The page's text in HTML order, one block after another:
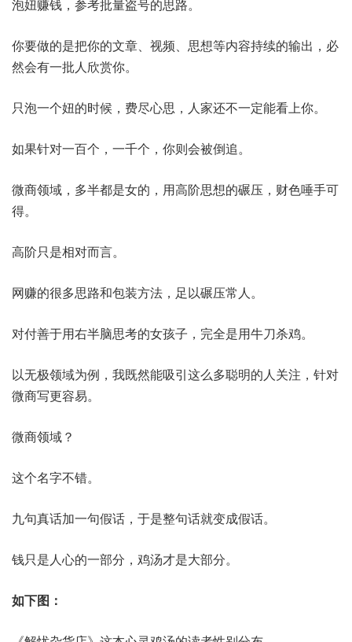
泡妞赚钱，参考批量盗号的思路。
你要做的是把你的文章、视频、思想等内容持续的输出，必
然会有一批人欣赏你。
只泡一个妞的时候，费尽心思，人家还不一定能看上你。
如果针对一百个，一千个，你则会被倒追。
微商领域，多半都是女的，用高阶思想的碾压，财色唾手可
得。
高阶只是相对而言。
网赚的很多思路和包装方法，足以碾压常人。
对付善于用右半脑思考的女孩子，完全是用牛刀杀鸡。
以无极领域为例，我既然能吸引这么多聪明的人关注，针对
微商写更容易。
微商领域？
这个名字不错。
九句真话加一句假话，于是整句话就变成假话。
钱只是人心的一部分，鸡汤才是大部分。
如下图：